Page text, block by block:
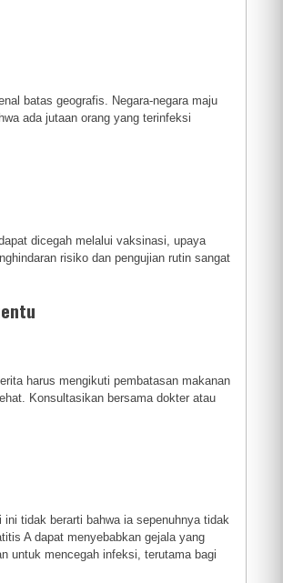
batas geografis. Negara-negara maju
ada jutaan orang yang terinfeksi
dicegah melalui vaksinasi, upaya
risiko dan pengujian rutin sangat
harus mengikuti pembatasan makanan
Konsultasikan bersama dokter atau
tidak berarti bahwa ia sepenuhnya tidak
A dapat menyebabkan gejala yang
untuk mencegah infeksi, terutama bagi